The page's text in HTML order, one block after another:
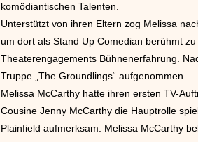
komödiantischen Talenten.
Unterstützt von ihren Eltern zog Melissa
um dort als Stand Up Comedian berühmt
Theaterengagements Bühnenerfahrung.
Truppe „The Groundlings“ aufgenommen.
Melissa McCarthy hatte ihren ersten TV-
Cousine Jenny McCarthy die Hauptrolle
Plainfield aufmerksam. Melissa McCarthy